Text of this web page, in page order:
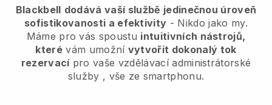
Blackbell dodává vaší službě jedinečnou úroveň
sofistikovanosti a efektivity - Nikdo jako my.
Máme pro vás spoustu intuitivních nástrojů,
které vám umožní vytvořit dokonalý tok
rezervací pro vaše vzdělávací administrátorské
služby , vše ze smartphonu.